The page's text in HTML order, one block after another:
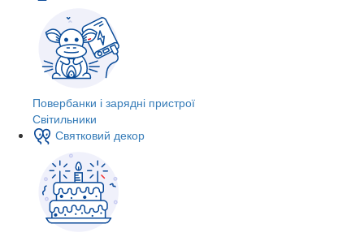
Повербанки і зарядні пристрої
Світильники
Святковий декор